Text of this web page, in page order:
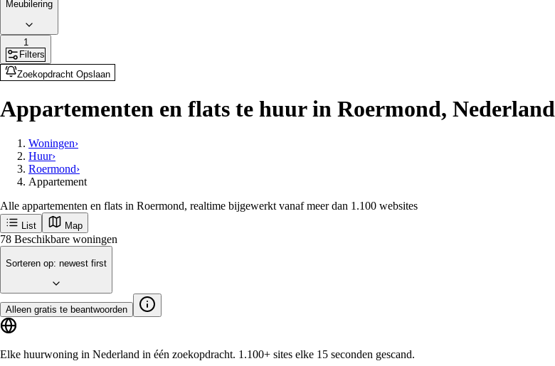
Meubilering
1
Filters
Zoekopdracht Opslaan
Appartementen en flats te huur in Roermond, Nederland
Woningen›
Huur›
Roermond›
Appartement
Alle appartementen en flats in Roermond, realtime bijgewerkt vanaf meer dan 1.100 websites
List Map
78 Beschikbare woningen
Sorteren op: newest first
Alleen gratis te beantwoorden
Elke huurwoning in Nederland in één zoekopdracht. 1.100+ sites elke 15 seconden gescand.